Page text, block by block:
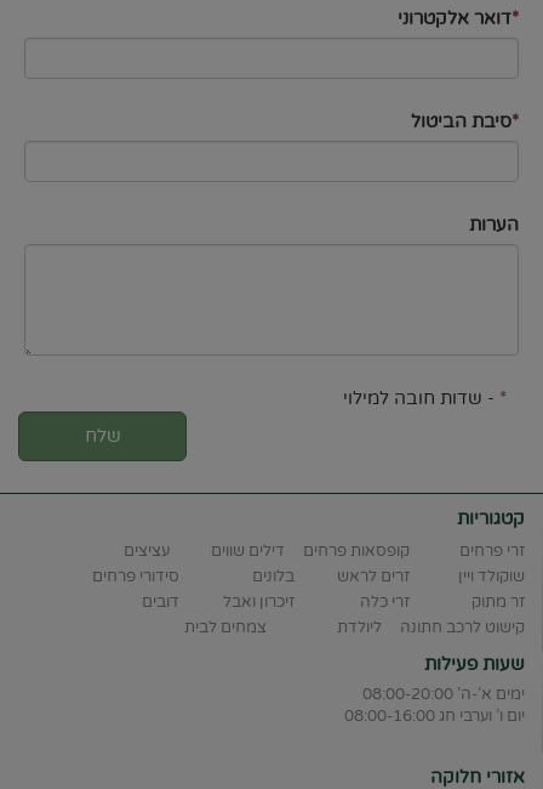
*דואר אלקטרוני
*סיבת הביטול
הערות
* - שדות חובה למילוי
שלח
קטגוריות
זרי פרחים קופסאות פרחים דילים שווים
עציצים
שוקולד ויין
זרים לראש בלונים
סידורי פרחים
זר מתוק
זרי כלה זיכרון ואבל
דובים
קישוט לרכב חתונה
ליולדת צמחים לבית
שעות פעילות
ימים א'-ה' 08:00-20:00
יום ו' וערבי חג 08:00-16:00
אזורי חלוקה